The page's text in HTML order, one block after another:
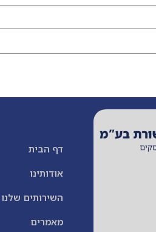
דף הבית
אודותינו
השירותים שלנו
מאמרים